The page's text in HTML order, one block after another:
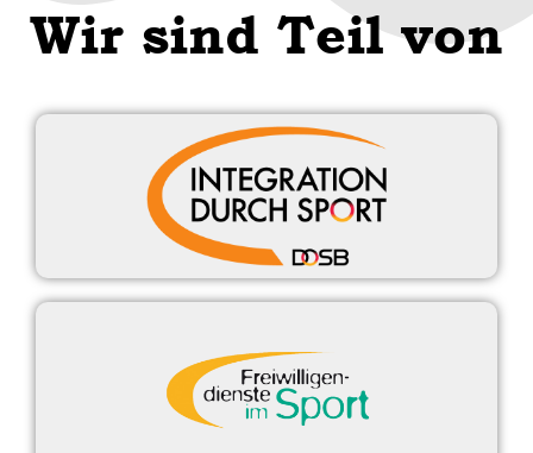
Wir sind Teil von